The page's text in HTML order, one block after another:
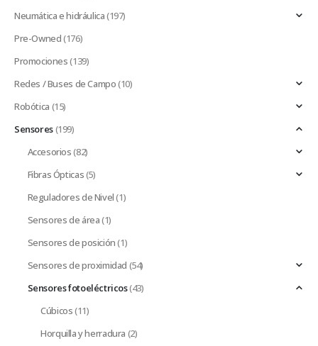
Neumática e hidráulica(197)
Pre-Owned(176)
Promociones(139)
Redes / Buses de Campo(10)
Robótica (15)
Sensores(199)
Accesorios(82)
Fibras Ópticas(5)
Reguladores de Nivel(1)
Sensores de área(1)
Sensores de posición(1)
Sensores de proximidad (54)
Sensores fotoeléctricos(43)
Cúbicos(11)
Horquilla y herradura (2)